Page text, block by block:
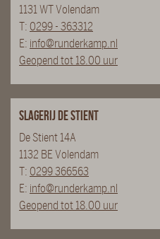
1131 WT Volendam
T: 0299 - 363312
E: info@runderkamp.nl
Geopend tot 18.00 uur
Slagerij De Stient
De Stient 14A
1132 BE Volendam
T: 0299 366563
E: info@runderkamp.nl
Geopend tot 18.00 uur